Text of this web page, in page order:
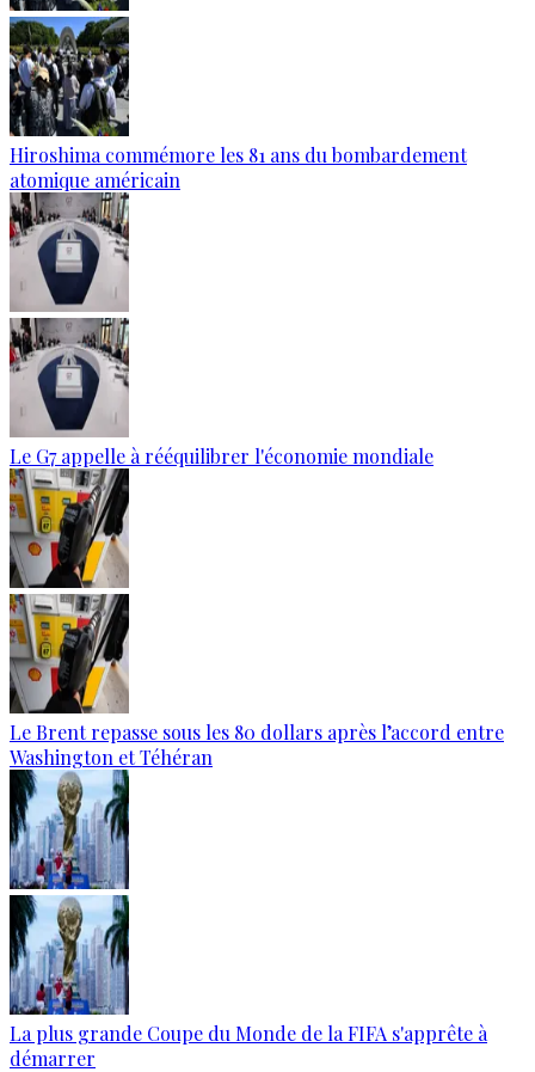
Hiroshima commémore les 81 ans du bombardement
atomique américain
Le G7 appelle à rééquilibrer l'économie mondiale
Le Brent repasse sous les 80 dollars après l’accord entre
Washington et Téhéran
La plus grande Coupe du Monde de la FIFA s'apprête à
démarrer